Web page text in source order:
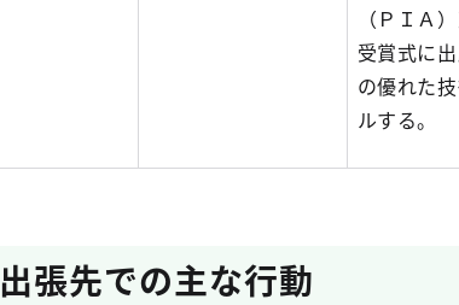
（ＰＩＡ
受賞式に
の優れた
ルする。
出張先での主な行動